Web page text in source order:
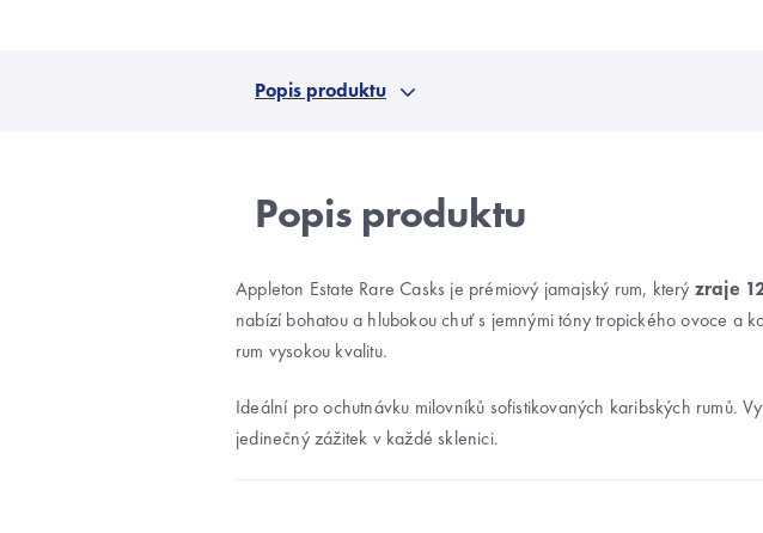
Popis produktu
Appleton Estate Rare Casks je prémiový jamajský rum, který zraje
nabízí bohatou a hlubokou chuť s jemnými tóny tropického ovoce a
rum vysokou kvalitu.
Ideální pro ochutnávku milovníků sofistikovaných karibských rumů.
jedinečný zážitek v každé sklenici.